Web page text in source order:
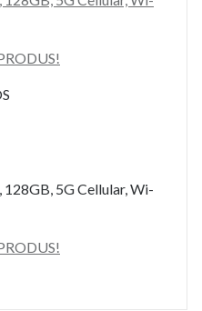
5G Cellular, Wi-